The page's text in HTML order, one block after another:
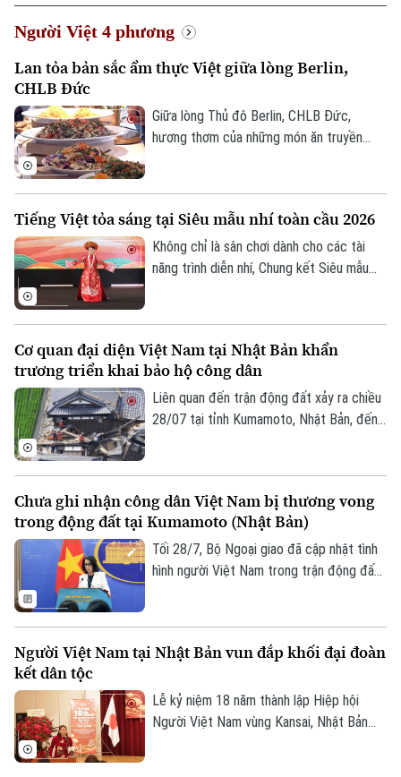
Chuyên mục
Thời sự
Hà Nội
Xã hội
An ninh trật tự
Hà Nội
Nhịp sống Hà Nội
Người Hà Nội
Thế giới
Tin tức
Kinh tế
Người Việt 4 phương
Lan tỏa bản sắc ẩm thực Việt giữa lòng Berlin,
CHLB Đức
Giữa lòng Thủ đô Berlin, CHLB Đức,
hương thơm của những món ăn truyền
thực, chương trình còn góp phần lan tỏa
văn hóa Việt Nam, kết nối cộng đồng và
tăng cường giao lưu nhân dân giữa Việt
Tiếng Việt tỏa sáng tại Siêu mẫu nhí toàn cầu 2026
Không chỉ là sân chơi dành cho các tài
năng trình diễn nhí, Chung kết Siêu mẫu
mùa giải năm nay là lần đầu tiên đưa nội
dung gìn giữ tiếng Việt và bản sắc văn
hóa dân tộc vào hệ thống các phần thi.
Cơ quan đại diện Việt Nam tại Nhật Bản khẩn
trương triển khai bảo hộ công dân
Liên quan đến trận động đất xảy ra chiều
28/07 tại tỉnh Kumamoto, Nhật Bản, đến
được thông tin, các cơ quan đại diện Việt
Nam đã phối hợp với các cơ quan chức
năng sở tại để xác minh thông tin và triển
khai các biện pháp bảo hộ công dân.
Chưa ghi nhận công dân Việt Nam bị thương vong
trong động đất tại Kumamoto (Nhật Bản)
Tối 28/7, Bộ Ngoại giao đã cập nhật tình
hình người Việt Nam trong trận động đất
Người Việt Nam tại Nhật Bản vun đắp khối đại đoàn
kết dân tộc
Lễ kỷ niệm 18 năm thành lập Hiệp hội
Người Việt Nam vùng Kansai, Nhật Bản